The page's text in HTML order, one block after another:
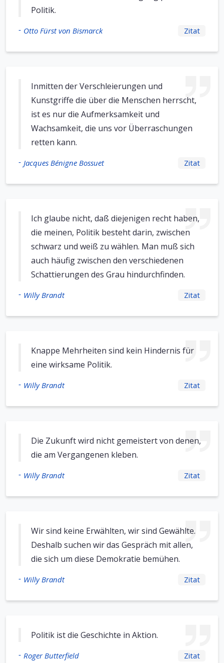
Politik.
- Otto Fürst von Bismarck Zitat
Inmitten der Verschleierungen und
Kunstgriffe die über die Menschen herrscht,
ist es nur die Aufmerksamkeit und
Wachsamkeit, die uns vor Überraschungen
retten kann.
- Jacques Bénigne Bossuet Zitat
Ich glaube nicht, daß diejenigen recht haben,
die meinen, Politik besteht darin, zwischen
schwarz und weiß zu wählen. Man muß sich
auch häufig zwischen den verschiedenen
Schattierungen des Grau hindurchfinden.
- Willy Brandt Zitat
Knappe Mehrheiten sind kein Hindernis für
eine wirksame Politik.
- Willy Brandt Zitat
Die Zukunft wird nicht gemeistert von denen,
die am Vergangenen kleben.
- Willy Brandt Zitat
Wir sind keine Erwählten, wir sind Gewählte.
Deshalb suchen wir das Gespräch mit allen,
die sich um diese Demokratie bemühen.
- Willy Brandt Zitat
Politik ist die Geschichte in Aktion.
- Roger Butterfield Zitat